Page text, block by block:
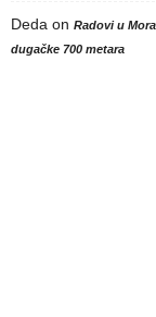
Deda on Radovi u
dugačke 700 metara